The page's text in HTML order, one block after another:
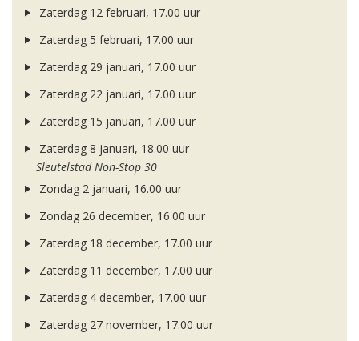
Zaterdag 12 februari, 17.00 uur
Zaterdag 5 februari, 17.00 uur
Zaterdag 29 januari, 17.00 uur
Zaterdag 22 januari, 17.00 uur
Zaterdag 15 januari, 17.00 uur
Zaterdag 8 januari, 18.00 uur
Sleutelstad Non-Stop 30
Zondag 2 januari, 16.00 uur
Zondag 26 december, 16.00 uur
Zaterdag 18 december, 17.00 uur
Zaterdag 11 december, 17.00 uur
Zaterdag 4 december, 17.00 uur
Zaterdag 27 november, 17.00 uur